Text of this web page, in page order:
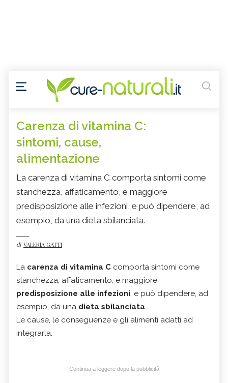
Carenza di vitamina C:
sintomi, cause,
alimentazione
La carenza di vitamina C comporta sintomi come
stanchezza, affaticamento, e maggiore
predisposizione alle infezioni, e può dipendere, ad
esempio, da una dieta sbilanciata.
di VALERIA GATTI
La carenza di vitamina C comporta sintomi come
stanchezza, affaticamento, e maggiore
predisposizione alle infezioni, e può dipendere, ad
esempio, da una dieta sbilanciata.
Le cause, le conseguenze e gli alimenti adatti ad
integrarla.
Continua a leggere dopo la pubblicità